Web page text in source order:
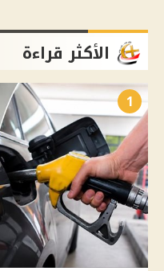
الأكثر قراءة
1